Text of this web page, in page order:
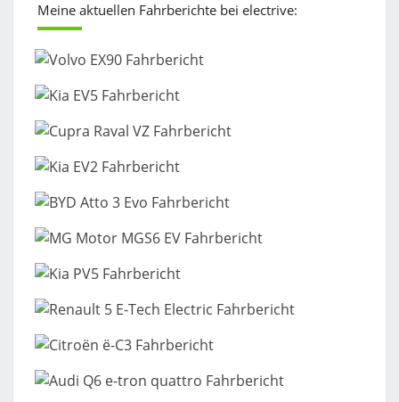
Meine aktuellen Fahrberichte bei electrive: